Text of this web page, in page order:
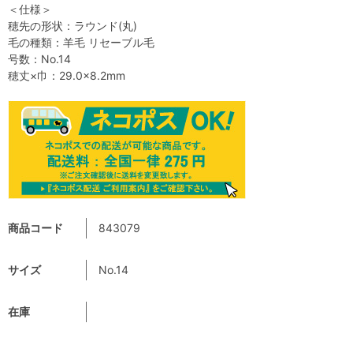
商品コード 843079
サイズ No.14
在庫
＜仕様＞
穂先の形状：ラウンド(丸)
毛の種類：羊毛 リセーブル毛
号数：No.14
穂丈×巾：29.0×8.2mm